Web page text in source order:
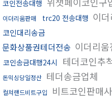
코인전송대행
이더리움판매 trc20 전송대행 이
코인대리송금
문화상품권테더전송 이더리
코인송금대행24시 테더코인추
돈믹싱당일정산 테더송금업체
컬쳐랜드비트구입 비트코인판매